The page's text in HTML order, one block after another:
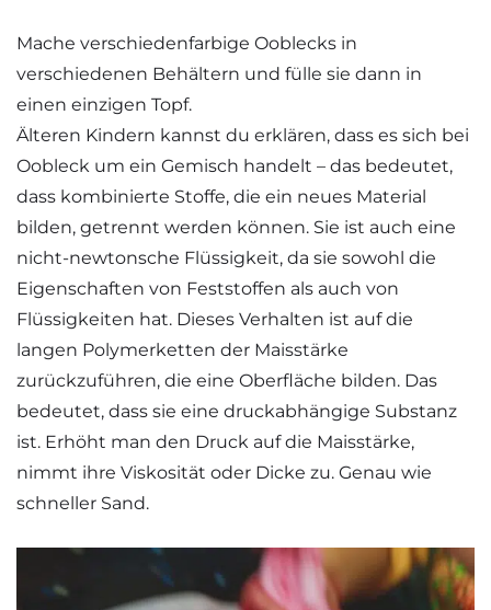
Mache verschiedenfarbige Ooblecks in
verschiedenen Behältern und fülle sie dann in
einen einzigen Topf.
Älteren Kindern kannst du erklären, dass es sich bei
Oobleck um ein Gemisch handelt – das bedeutet,
dass kombinierte Stoffe, die ein neues Material
bilden, getrennt werden können. Sie ist auch eine
nicht-newtonsche Flüssigkeit, da sie sowohl die
Eigenschaften von Feststoffen als auch von
Flüssigkeiten hat. Dieses Verhalten ist auf die
langen Polymerketten der Maisstärke
zurückzuführen, die eine Oberfläche bilden. Das
bedeutet, dass sie eine druckabhängige Substanz
ist. Erhöht man den Druck auf die Maisstärke,
nimmt ihre Viskosität oder Dicke zu. Genau wie
schneller Sand.